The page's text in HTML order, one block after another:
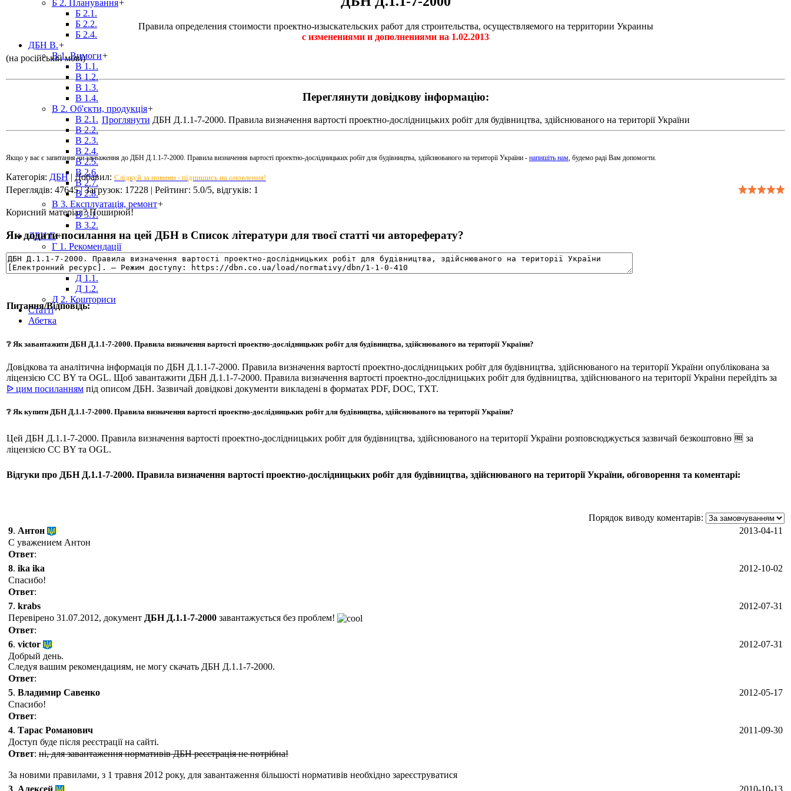
Б 2. Планування+
Б 2.1.
Б 2.2.
Б 2.4.
ДБН В.+
В 1. Вимоги+
В 1.1.
В 1.2.
В 1.3.
В 1.4.
В 2. Об'єкти, продукція+
В 2.1.
В 2.2.
В 2.3.
В 2.4.
В 2.5.
В 2.6.
В 2.7.
В 2.8.
В 3. Експлуатація, ремонт+
В 3.1.
В 3.2.
ДБН Г.+
Г 1. Рекомендації
ДБН Д.+
Д 1. Нормування +
Д 1.1.
Д 1.2.
Д 2. Кошториси
Статті
Абетка
Правила определения стоимости проектно-изыскательских работ для строительства, осуществляемого на территории Украины
с изменениями и дополнениями на 1.02.2013
(на російській мові)
Переглянути довідкову інформацію:
Проглянути ДБН Д.1.1-7-2000. Правила визначення вартості проектно-дослідницьких робіт для будівництва, здійснюваного на території України
Якщо у вас є запитання чи зауваження до ДБН Д.1.1-7-2000. Правила визначення вартості проектно-дослідницьких робіт для будівництва, здійснюваного на території України - напишіть нам, будемо раді Вам допомогти.
Категорія: ДБН| Добавил: Слідкуй за новими - підпишись на оновлення!
Переглядів: 47645|Загрузок: 17228 | Рейтинг: 5.0/5, відгуків: 1
Корисний матеріал? Поширюй!
Як додати посилання на цей ДБН в Список літератури для твоєї статті чи автореферату?
Питання/Відповідь:
❔ Як завантажити ДБН Д.1.1-7-2000. Правила визначення вартості проектно-дослідницьких робіт для будівництва, здійснюваного на території України?
Довідкова та аналітична інформація по ДБН Д.1.1-7-2000. Правила визначення вартості проектно-дослідницьких робіт для будівництва, здійснюваного на території України опублікована за
ліцензією CC BY та OGL. Щоб завантажити ДБН Д.1.1-7-2000. Правила визначення вартості проектно-дослідницьких робіт для будівництва, здійснюваного на території України перейдіть за
ᐉ цим посиланням під описом ДБН. Зазвичай довідкові документи викладені в форматах PDF, DOC, TXT.
❔ Як купити ДБН Д.1.1-7-2000. Правила визначення вартості проектно-дослідницьких робіт для будівництва, здійснюваного на території України?
Цей ДБН Д.1.1-7-2000. Правила визначення вартості проектно-дослідницьких робіт для будівництва, здійснюваного на території України розповсюджується зазвичай безкоштовно 🆓 за
ліцензією CC BY та OGL.
Відгуки про ДБН Д.1.1-7-2000. Правила визначення вартості проектно-дослідницьких робіт для будівництва, здійснюваного на території України, обговорення та коментарі:
Порядок виводу коментарів:
2013-04-11
9. Антон
С уважением Антон
Ответ:
2012-10-02
8. ika ika
Спасибо!
Ответ:
2012-07-31
7. krabs
Перевірено 31.07.2012, документ ДБН Д.1.1-7-2000 завантажується без проблем!
Ответ:
2012-07-31
6. victor
Добрый день.
Следуя вашим рекомендациям, не могу скачать ДБН Д.1.1-7-2000.
Ответ:
2012-05-17
5. Владимир Савенко
Спасибо!
Ответ:
2011-09-30
4. Тарас Романович
Доступ буде після реєстрації на сайті.
Ответ: ні, для завантаження нормативів ДБН реєстрація не потрібна!
За новими правилами, з 1 травня 2012 року, для завантаження більшості нормативів необхідно зареєструватися
2010-10-13
3. Алексей